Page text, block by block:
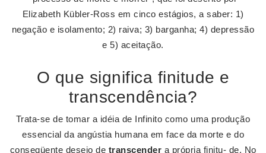
Elizabeth Kübler-Ross em cinco estágios, a saber: 1)
negação e isolamento; 2) raiva; 3) barganha; 4) depressão
e 5) aceitação.
O que significa finitude e
transcendência?
Trata-se de tomar a idéia de Infinito como uma produção
essencial da angústia humana em face da morte e do
conseqüente desejo de transcender a própria finitu- de. No